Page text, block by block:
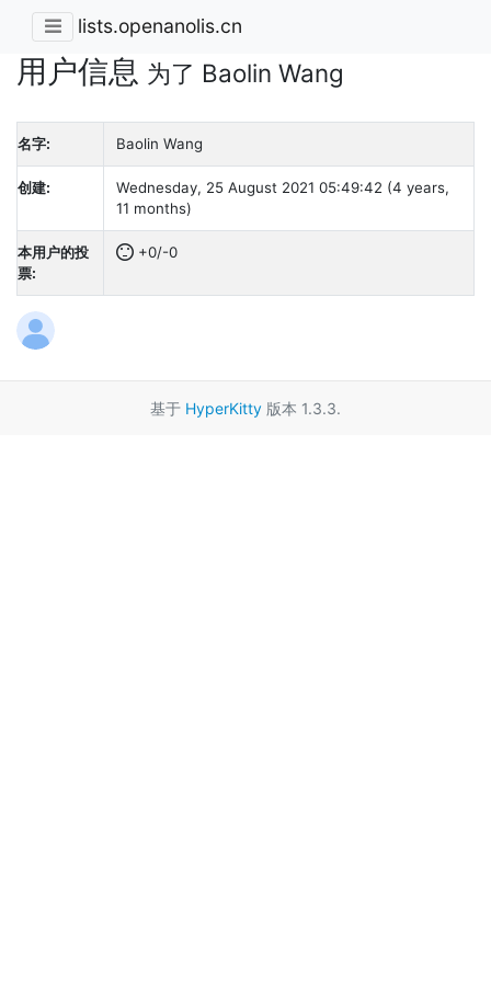
lists.openanolis.cn
用户信息 为了 Baolin Wang
名字: Baolin Wang
创建:
Wednesday, 25 August 2021 05:49:42 (4 years,
11 months)
本用户的投
票:
+0/-0
基于 HyperKitty 版本 1.3.3.